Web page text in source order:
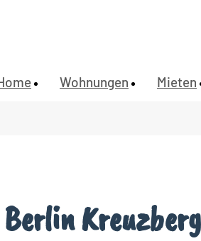
Wohnungen Mieten
Kreuzberg